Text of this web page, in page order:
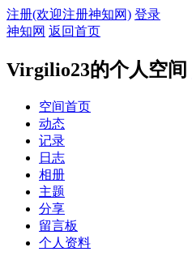
注册(欢迎注册神知网) 登录
神知网 返回首页
Virgilio23的个人空间
空间首页
动态
记录
日志
相册
主题
分享
留言板
个人资料